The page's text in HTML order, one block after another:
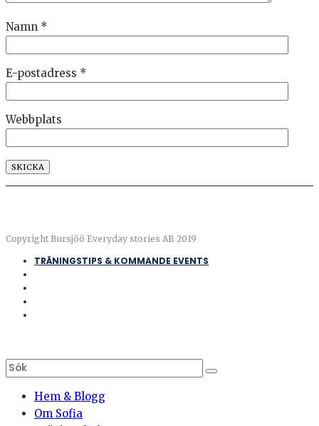
Namn *
E-postadress *
Webbplats
Copyright Bursjöö Everyday stories AB 2019
TRÄNINGSTIPS & KOMMANDE EVENTS
Hem & Blogg
Om Sofia